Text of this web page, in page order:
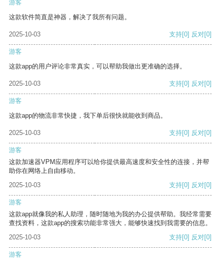
游客
这款软件简直是神器，解决了我所有问题。
2025-10-03 支持[0] 反对[0]
游客
这款app的用户评论非常真实，可以帮助我做出更准确的选择。
2025-10-03 支持[0] 反对[0]
游客
这款app的物流非常快捷，我下单后很快就能收到商品。
2025-10-03 支持[0] 反对[0]
游客
这款加速器VPM应用程序可以给你提供最高速度和安全性的连接，并帮
助你在网络上自由移动。
2025-10-03
支持[0] 反对[0]
游客
这款app就像我的私人助理，随时随地为我的办公提供帮助。我经常需要
查找资料，这款app的搜索功能非常强大，能够快速找到我需要的信息。
2025-10-03
支持[0] 反对[0]
游客